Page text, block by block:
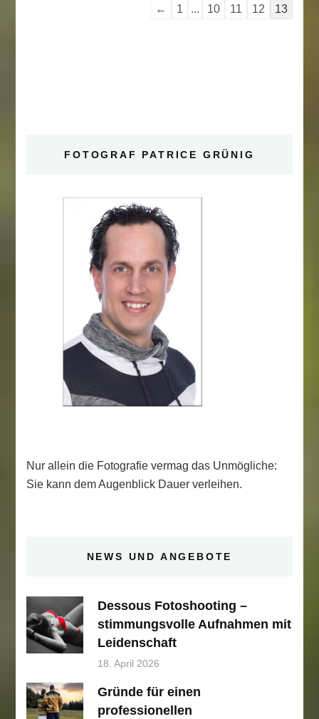
Navigation
← 1 ... 10 11 12 13
FOTOGRAF PATRICE GRÜNIG
Nur allein die Fotografie vermag das Unmögliche:
Sie kann dem Augenblick Dauer verleihen.
NEWS UND ANGEBOTE
Dessous Fotoshooting –
stimmungsvolle Aufnahmen mit
Leidenschaft
18. April 2026
Gründe für einen
professionellen